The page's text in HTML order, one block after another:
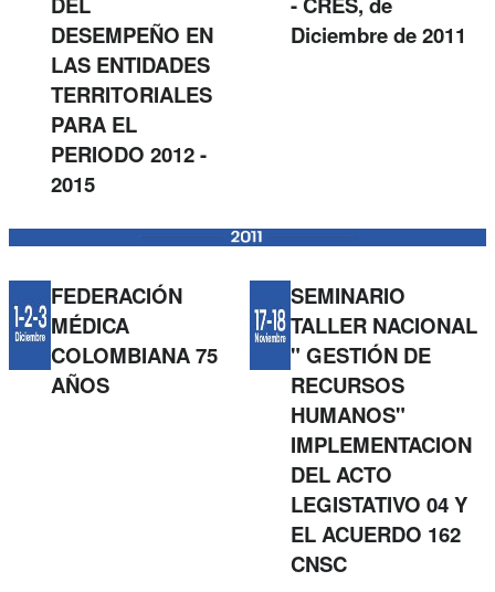
DESEMPEÑO EN
LAS ENTIDADES
TERRITORIALES
PARA EL
PERIODO 2012 -
2015
Diciembre de 2011
FEDERACIÓN
MÉDICA
COLOMBIANA 75
AÑOS
SEMINARIO
TALLER NACIONAL
" GESTIÓN DE
RECURSOS
HUMANOS"
IMPLEMENTACION
DEL ACTO
LEGISTATIVO 04 Y
EL ACUERDO 162
CNSC